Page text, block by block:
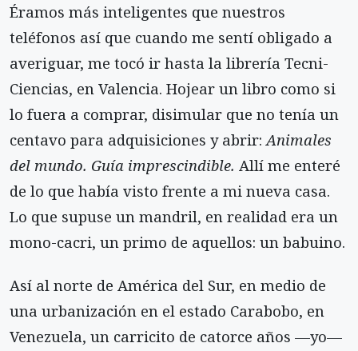
Éramos más inteligentes que nuestros
teléfonos así que cuando me sentí obli­gado a
averiguar, me tocó ir hasta la librería Tec­ni-
Ciencias, en Valencia. Hojear un libro como si
lo fuera a comprar, disimular que no tenía un
centavo para adquisiciones y abrir: Animales
del mundo. Guía imprescindible. Allí me enteré
de lo que había visto frente a mi nueva casa.
Lo que supuse un mandril, en realidad era un
mono-cacri, un primo de aque­llos: un babuino.
Así al norte de América del Sur, en medio de
una urbanización en el estado Carabobo, en
Venezuela, un carricito de catorce años —yo—